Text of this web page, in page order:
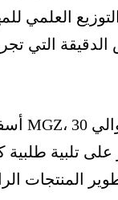
العلمي
تلبية
المنتجات